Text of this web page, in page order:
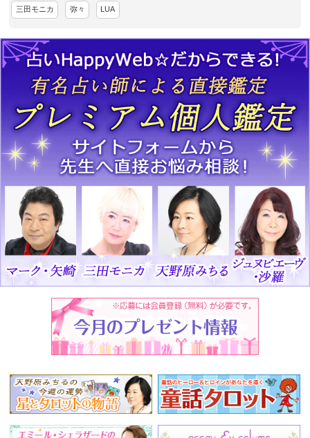
三田モニカ 弥々 LUA